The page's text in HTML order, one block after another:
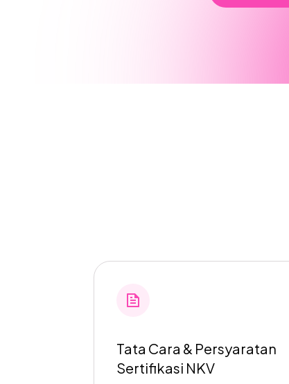
Tata Cara & Persyaratan
Sertifikasi NKV